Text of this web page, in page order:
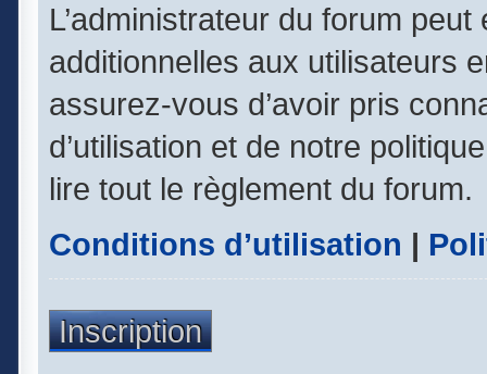
L’administrateur du forum
additionnelles aux utilisateurs
assurez-vous d’avoir pris
d’utilisation et de notre
lire tout le règlement du forum.
Conditions d’utilisation |
Inscription